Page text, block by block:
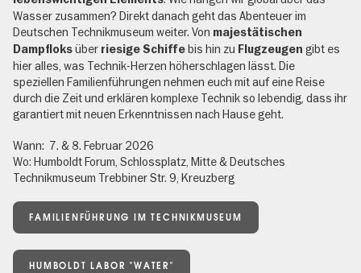
Wasser zusammen? Direkt danach geht das Abenteuer im
Deutschen Technikmuseum weiter. Von majestätischen
Dampfloksüber riesige Schiffebis hin zu Flugzeugen gibt es
hier alles, was Technik-Herzen höherschlagen lässt. Die
speziellen Familienführungen nehmen euch mit auf eine Reise
durch die Zeit und erklären komplexe Technik so lebendig, dass ihr
garantiert mit neuen Erkenntnissen nach Hause geht.
Wann: 7. & 8. Februar 2026
Wo: Humboldt Forum, Schlossplatz, Mitte & Deutsches
Technikmuseum Trebbiner Str. 9, Kreuzberg
FAMILIENFÜHRUNG IM TECHNIKMUSEUM
HUMBOLDT LABOR "WATER"